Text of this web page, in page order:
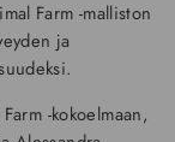
Farm -malliston
ja
-kokoelmaan,